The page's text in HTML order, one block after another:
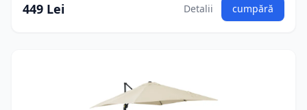
449 Lei Detalii cumpără